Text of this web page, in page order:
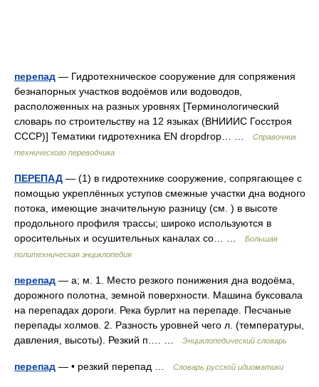
перепад — Гидротехническое сооружение для сопряжения
безнапорных участков водоёмов или водоводов,
расположенных на разных уровнях [Терминологический
словарь по строительству на 12 языках (ВНИИИС Госстроя
СССР)] Тематики гидротехника EN dropdrop… …
Справочник
технического переводчика
ПЕРЕПАД — (1) в гидротехнике сооружение, сопрягающее с
помощью укреплённых уступов смежные участки дна водного
потока, имеющие значительную разницу (см. ) в высоте
продольного профиля трассы; широко используются в
оросительных и осушительных каналах со… …
Большая
политехническая энциклопедия
перепад — а; м. 1. Место резкого понижения дна водоёма,
дорожного полотна, земной поверхности. Машина буксовала
на перепадах дороги. Река бурлит на перепаде. Песчаные
перепады холмов. 2. Разность уровней чего л. (температуры,
давления, высоты). Резкий п.… …
Энциклопедический словарь
перепад — • резкий перепад … Словарь русской идиоматики